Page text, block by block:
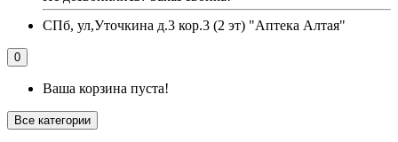
СПб, ул,Уточкина д.3 кор.3 (2 эт) "Аптека Алтая"
0
Ваша корзина пуста!
Все категории